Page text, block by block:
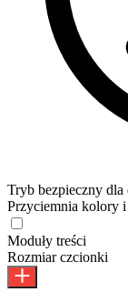
Tryb bezpieczny dla
Przyciemnia kolory
Moduły treści
Rozmiar czcionki